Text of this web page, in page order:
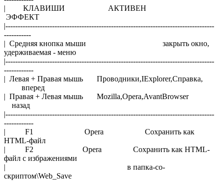
| КЛАВИШИ АКТИВЕН
ЭФФЕКТ
|-------------------------------------------------------------------------------------
-----------
| Средняя кнопка мыши закрыть окно,
удерживаемая - меню
|-------------------------------------------------------------------------------------
------------
| Левая + Правая мышь Проводники,IExplorer,Справка,
вперед
| Правая + Левая мышь Mozilla,Opera,AvantBrowser
назад
|-------------------------------------------------------------------------------------
------------
| F1 Opera Сохранить как
HTML-файл
| F2 Opera Сохранить как HTML-
файл с избражениями
| в папка-со-
скриптом\Web_Save